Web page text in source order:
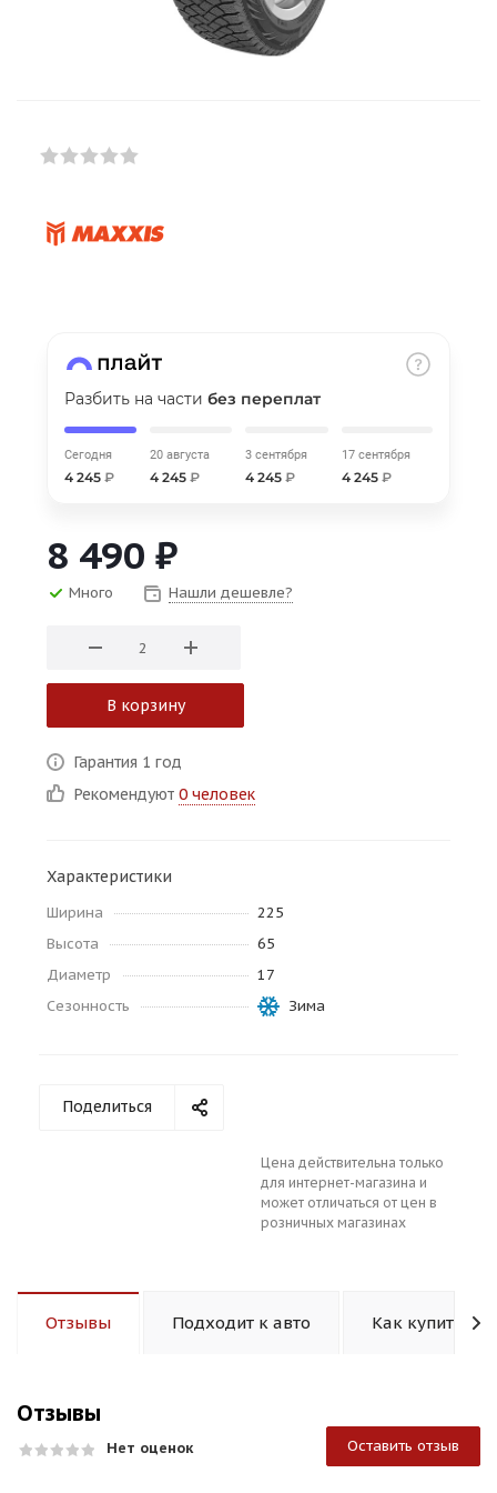
Добавляйте товары
25 % картой любого банка
Получайте товар
списываться
по
каждые 2 недели
раз в 2 недели
8 800 302-02-51
plait.ru
Разбить на части без переплат
Сегодня
4 245 ₽
20 августа
4 245 ₽
3 сентября
4 245 ₽
17 сентября
4 245₽
8 490 ₽
Много Нашли дешевле?
В корзину
Гарантия 1 год
Рекомендуют 0 человек
Характеристики
Ширина
225
Высота
65
Диаметр
17
Сезонность
Зима
Поделиться
Цена действительна только
для интернет-магазина и
может отличаться от цен в
розничных магазинах
Отзывы Подходит к авто Как купить
Отзывы
Нет оценок Оставить отзыв